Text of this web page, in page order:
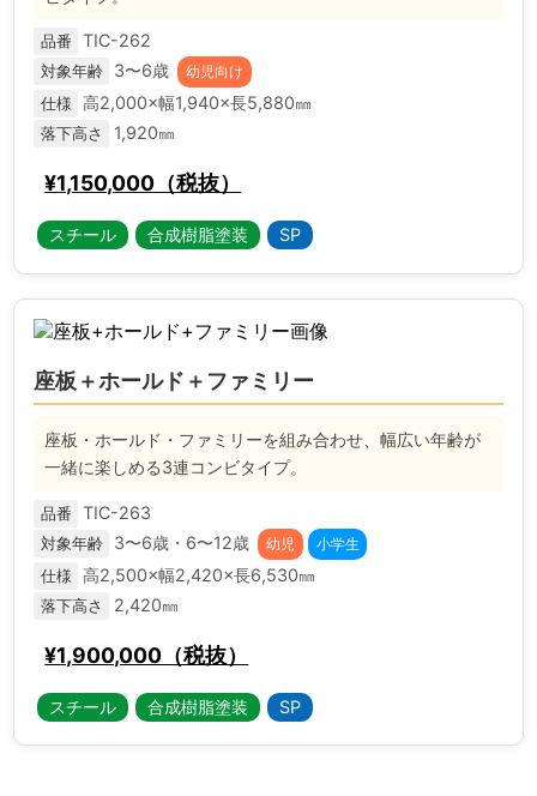
品番 TIC-262
対象年齢 3〜6歳
幼児向け
仕様
高2,000×幅1,940×長5,880㎜
落下高さ 1,920㎜
¥1,150,000（税抜）
スチール 合成樹脂塗装 SP
座板＋ホールド＋ファミリー
座板・ホールド・ファミリーを組み合わせ、幅広い年齢が
一緒に楽しめる3連コンビタイプ。
品番 TIC-263
対象年齢 3〜6歳・6〜12歳 幼児
小学生
仕様
高2,500×幅2,420×長6,530㎜
落下高さ 2,420㎜
¥1,900,000（税抜）
スチール 合成樹脂塗装 SP